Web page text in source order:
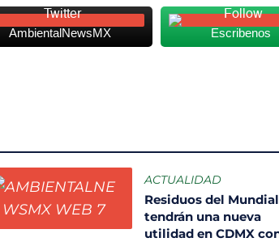
AmbientalNewsMX Escribenos
ACTUALIDAD
Residuos del
tendrán una nueva
utilidad en CDMX